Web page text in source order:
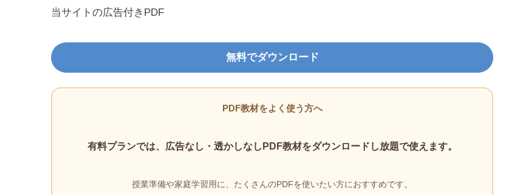
当サイトの広告付きPDF
無料でダウンロード
PDF教材をよく使う方へ
有料プランでは、広告なし・透かしなしPDF教材をダウンロードし放題で使えます。
授業準備や家庭学習用に、たくさんのPDFを使いたい方におすすめです。